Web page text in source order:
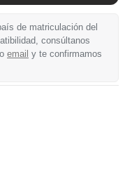
de matriculación del
consúltanos
o email y te confirmamos